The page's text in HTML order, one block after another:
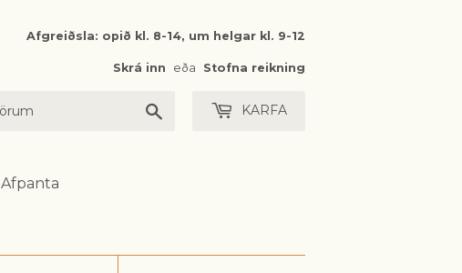
Afgreiðsla: opið kl. 8-14, um helgar kl. 9-12
Skrá inn eða Stofna reikning
KARFA
Afpanta